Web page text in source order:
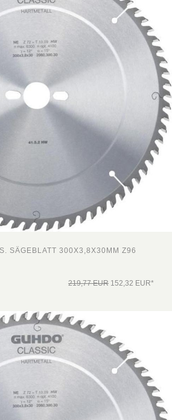
SÄGEBLATT 300X3,8X30MM Z96
219,77 EUR 152,32 EUR*